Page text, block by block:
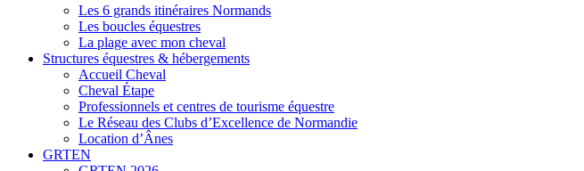
Les 6 grands itinéraires Normands
Les boucles équestres
La plage avec mon cheval
Structures équestres & hébergements
Accueil Cheval
Cheval Étape
Professionnels et centres de tourisme équestre
Le Réseau des Clubs d’Excellence de Normandie
Location d’Ânes
GRTEN